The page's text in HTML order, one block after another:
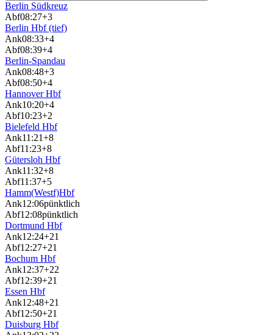
Berlin Südkreuz
Abf08:27+3
Berlin Hbf (tief)
Ank08:33+4
Abf08:39+4
Berlin-Spandau
Ank08:48+3
Abf08:50+4
Hannover Hbf
Ank10:20+4
Abf10:23+2
Bielefeld Hbf
Ank11:21+8
Abf11:23+8
Gütersloh Hbf
Ank11:32+8
Abf11:37+5
Hamm(Westf)Hbf
Ank12:06pünktlich
Abf12:08pünktlich
Dortmund Hbf
Ank12:24+21
Abf12:27+21
Bochum Hbf
Ank12:37+22
Abf12:39+21
Essen Hbf
Ank12:48+21
Abf12:50+21
Duisburg Hbf